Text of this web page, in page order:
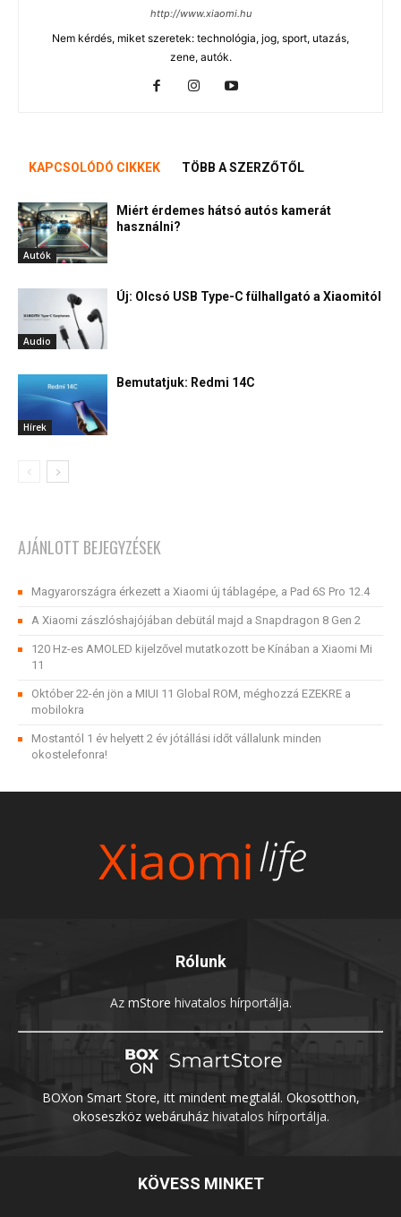
http://www.xiaomi.hu
Nem kérdés, miket szeretek: technológia, jog, sport, utazás,
zene, autók.
KAPCSOLÓDÓ CIKKEK TÖBB A SZERZŐTŐL
Autók
Miért érdemes hátsó autós kamerát
használni?
Audio
Új: Olcsó USB Type-C fülhallgató a Xiaomitól
Hírek
Bemutatjuk: Redmi 14C
AJÁNLOTT BEJEGYZÉSEK
Magyarországra érkezett a Xiaomi új táblagépe, a Pad 6S Pro 12.4
A Xiaomi zászlóshajójában debütál majd a Snapdragon 8 Gen 2
120 Hz-es AMOLED kijelzővel mutatkozott be Kínában a Xiaomi Mi
11
Október 22-én jön a MIUI 11 Global ROM, méghozzá EZEKRE a
mobilokra
Mostantól 1 év helyett 2 év jótállási időt vállalunk minden
okostelefonra!
Rólunk
Az mStore hivatalos hírportálja.
BOXon Smart Store, itt mindent megtalál. Okosotthon,
okoseszköz webáruházhivatalos hírportálja.
KÖVESS MINKET